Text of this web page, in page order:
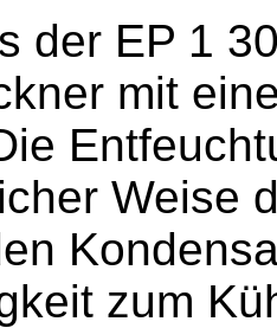
der EP 1
mit
Weise
zum